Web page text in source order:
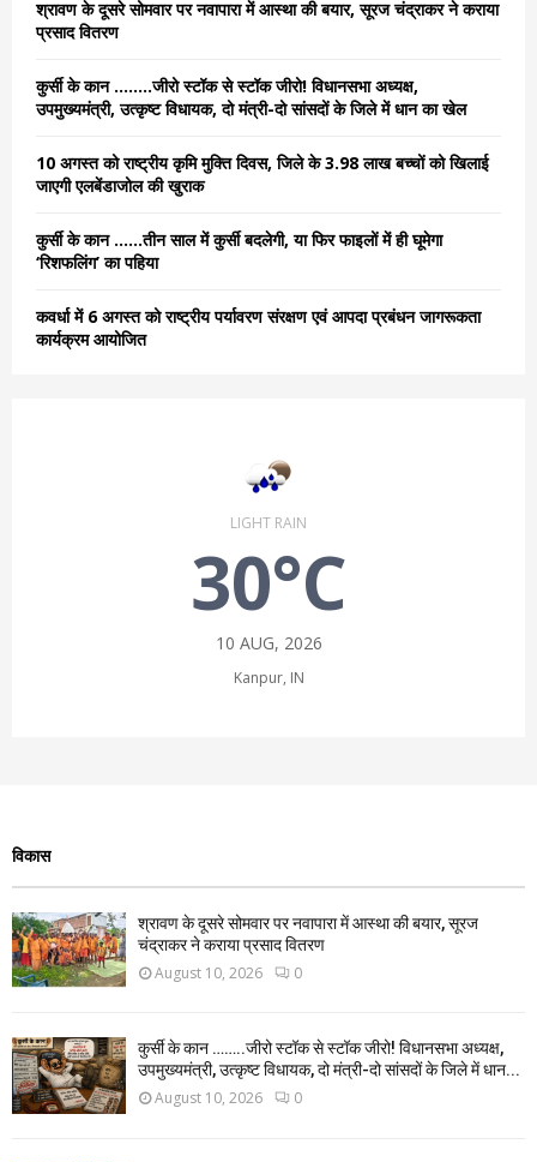
r
श्रावण के दूसरे सोमवार पर नवापारा में आस्था की बयार, सूरज चंद्राकर ने कराया
प्रसाद वितरण
कुर्सी के कान ……..जीरो स्टॉक से स्टॉक जीरो! विधानसभा अध्यक्ष,
उपमुख्यमंत्री, उत्कृष्ट विधायक, दो मंत्री-दो सांसदों के जिले में धान का खेल
10 अगस्त को राष्ट्रीय कृमि मुक्ति दिवस, जिले के 3.98 लाख बच्चों को खिलाई
जाएगी एलबेंडाजोल की खुराक
कुर्सी के कान ……तीन साल में कुर्सी बदलेगी, या फिर फाइलों में ही घूमेगा
‘रिशफलिंग’ का पहिया
कवर्धा में 6 अगस्त को राष्ट्रीय पर्यावरण संरक्षण एवं आपदा प्रबंधन जागरूकता
कार्यक्रम आयोजित
LIGHT RAIN
30°C
10 AUG, 2026
Kanpur, IN
विकास
श्रावण के दूसरे सोमवार पर नवापारा में आस्था की बयार, सूरज
चंद्राकर ने कराया प्रसाद वितरण
August 10, 2026 0
कुर्सी के कान ……..जीरो स्टॉक से स्टॉक जीरो! विधानसभा अध्यक्ष,
उपमुख्यमंत्री, उत्कृष्ट विधायक, दो मंत्री-दो सांसदों के जिले में धान...
August 10, 2026 0